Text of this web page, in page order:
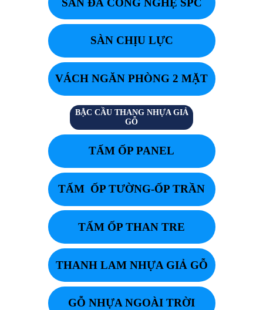
SÀN CHỊU LỰC
VÁCH NGĂN PHÒNG 2 MẶT
BẬC CẦU THANG NHỰA GIẢ
GỖ
TẤM ỐP PANEL
TẤM ỐP TƯỜNG-ỐP TRẦN
TẤM ỐP THAN TRE
THANH LAM NHỰA GIẢ GỖ
GỖ NHỰA NGOÀI TRỜI